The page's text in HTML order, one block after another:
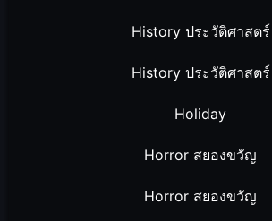
History ประวัติศาสตร์
History ประวัติศาสตร์
Holiday
Horror สยองขวัญ
Horror สยองขวัญ